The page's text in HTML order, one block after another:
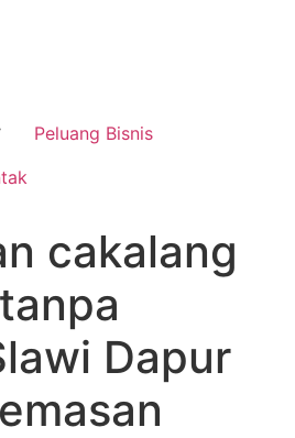
Peluang Bisnis
cakalang
Dapur